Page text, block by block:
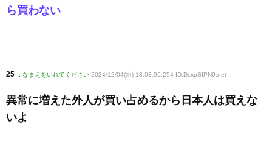
ら買わない
25 : なまえをいれてください 2024/12/04(水) 13:03:06.254 ID:DcxpSIPN0 .net
異常に増えた外人が買い占めるから日本人は買えな
いよ